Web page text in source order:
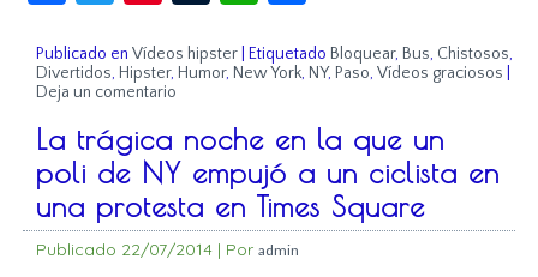
Publicado en Vídeos hipster Etiquetado Bloquear, Bus, Chistosos,
Divertidos, Hipster, Humor, New York, NY, Paso,Vídeos graciosos
Deja un comentario
La trágica noche en la que un
poli de NY empujó a un ciclista en
una protesta en Times Square
Publicado 22/07/2014 | Por admin